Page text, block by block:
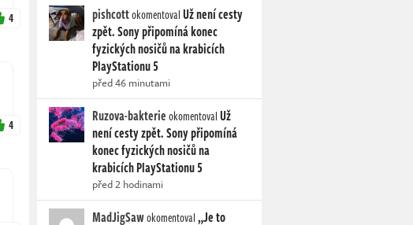
4
4
pishcottokomentovalUž není cesty
zpět. Sony připomíná konec
fyzických nosičů na krabicích
PlayStationu 5
před 46 minutami
Ruzova-bakterieokomentovalUž
není cesty zpět. Sony připomíná
konec fyzických nosičů na
krabicích PlayStationu 5
před 2 hodinami
MadJigSawokomentoval„Je to